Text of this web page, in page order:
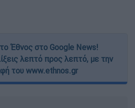
Έθνος στο Google News!
λεπτό προς λεπτό, με την
του www.ethnos.gr